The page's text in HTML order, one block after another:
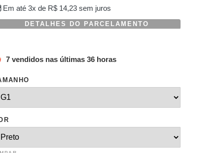
Em até 3x de R$14,23sem juros
DETALHES DO PARCELAMENTO
7 vendidos nas últimas 36 horas